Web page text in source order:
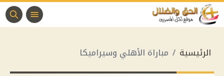
الرئيسية مباراة الأهلي وسيراميكا